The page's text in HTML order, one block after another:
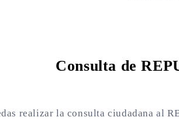
Consulta de
realizar la consulta ciudadana al